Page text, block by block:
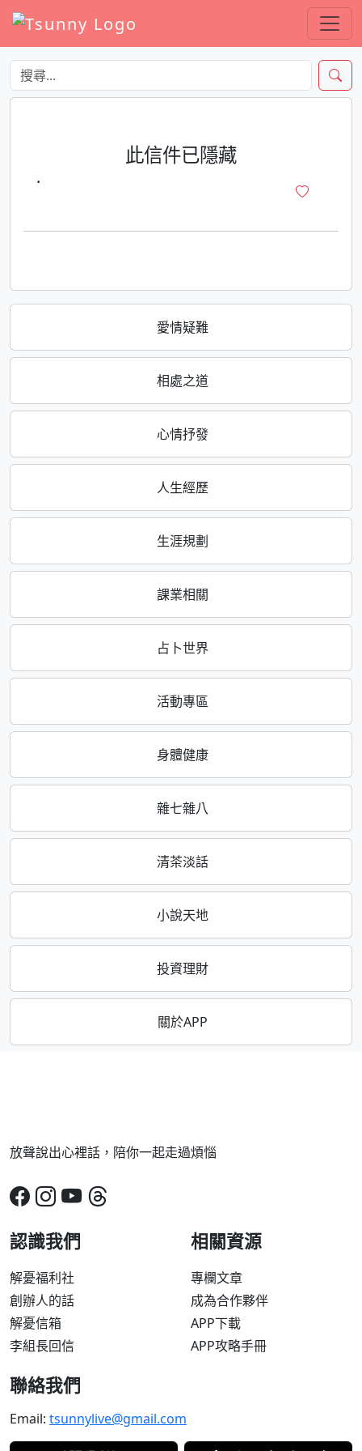
愛情疑難
相處之道
心情抒發
人生經歷
生涯規劃
課業相關
占卜世界
活動專區
身體健康
雜七雜八
清茶淡話
小說天地
投資理財
關於APP
此信件已隱藏
·
放聲說出心裡話，陪你一起走過煩惱
認識我們
解憂福利社
創辦人的話
解憂信箱
李組長回信
相關資源
專欄文章
成為合作夥伴
APP下載
APP攻略手冊
聯絡我們
Email: tsunnylive@gmail.com